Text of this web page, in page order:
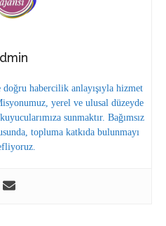
doğru habercilik anlayışıyla hizmet
yerel ve ulusal düzeyde
sunmaktır. Bağımsız
topluma katkıda bulunmayı